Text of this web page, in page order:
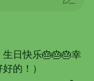
，只要在光阴
日快乐🎂🎂🎂幸
的！）